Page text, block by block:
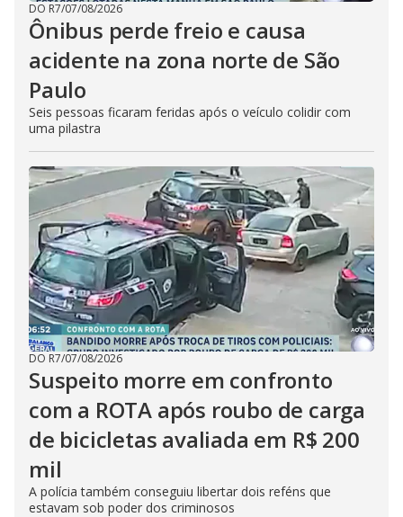
DO R7/07/08/2026
Ônibus perde freio e causa
acidente na zona norte de São
Paulo
Seis pessoas ficaram feridas após o veículo colidir com
uma pilastra
DO R7/07/08/2026
Suspeito morre em confronto
com a ROTA após roubo de carga
de bicicletas avaliada em R$ 200
mil
A polícia também conseguiu libertar dois reféns que
estavam sob poder dos criminosos